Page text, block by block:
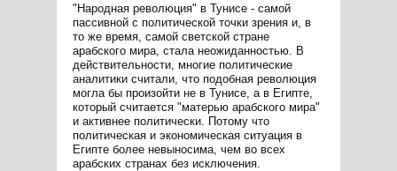
"Народная революция" в Тунисе - самой
пассивной с политической точки зрения и, в
то же время, самой светской стране
арабского мира, стала неожиданностью. В
действительности, многие политические
аналитики считали, что подобная революция
могла бы произойти не в Тунисе, а в Египте,
который считается "матерью арабского мира"
и активнее политически. Потому что
политическая и экономическая ситуация в
Египте более невыносима, чем во всех
арабских странах без исключения.